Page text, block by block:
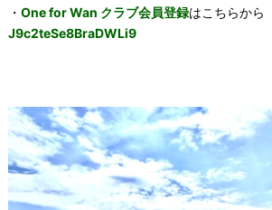
・ One for Wan クラブ会員登録はこちらから
J9c2teSe8BraDWLi9